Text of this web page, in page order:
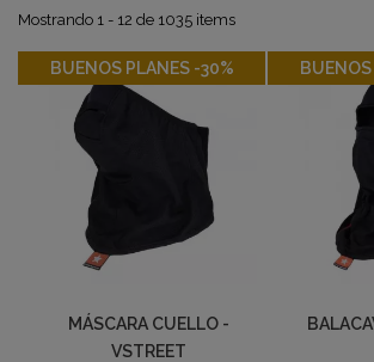
Mostrando 1 - 12 de 1035 items
BUENOS PLANES -30%
MÁSCARA CUELLO -
VSTREET
-30%